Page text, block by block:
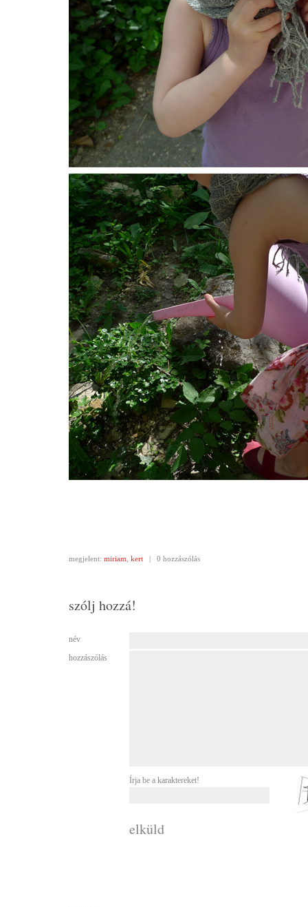
megjelent: miriam kert | 0 hozzászólás
szólj hozzá!
név
hozzászólás
Írja be a karaktereket!
elküld